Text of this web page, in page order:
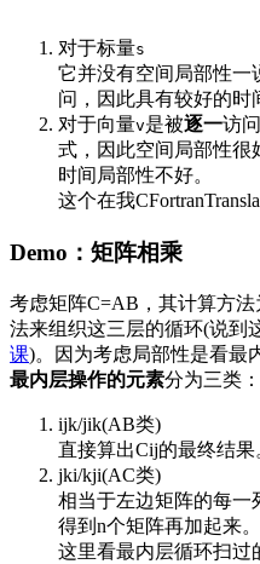
对于标量s
它并没有空间局部性一
问，因此具有较好的时
对于向量v是被逐一访
式，因此空间局部性很
时间局部性不好。
这个在我
Demo：矩阵相乘
考虑矩阵C=AB，其计算方法
法来组织这三层的循环(说到
课)。因为考虑局部性是看最
最内层操作的元素分为三类：
ijk/jik(AB类)
直接算出Cij的最终结果
jki/kji(AC类)
相当于左边矩阵的每一
得到n个矩阵再加起来。
这里看最内层循环扫过